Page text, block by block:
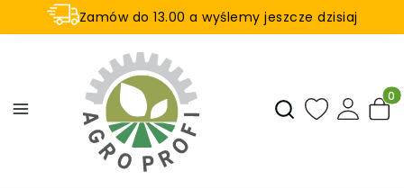
Zamów do 13.00 a wyślemy jeszcze dzisiaj
U nas na zwrot aż 21 dni
Otwórz